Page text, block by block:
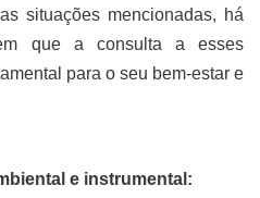
situações mencionadas, há
que a consulta a esses
para o seu bem-estar e
e instrumental: